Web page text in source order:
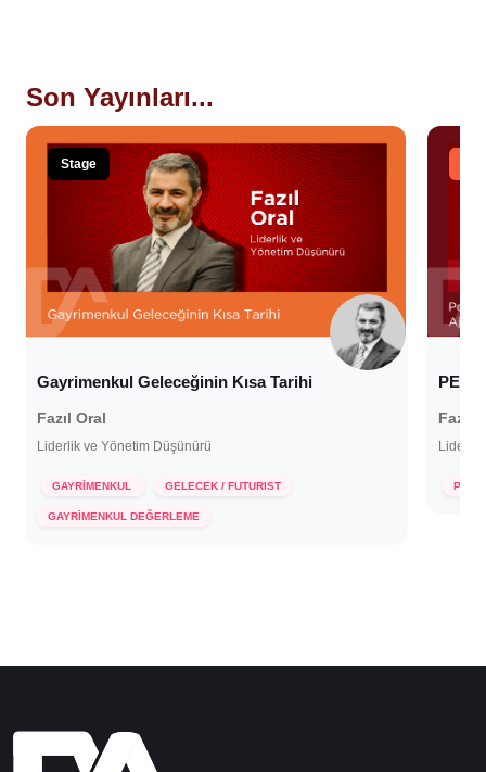
Son Yayınları...
Stage
Gayrimenkul Geleceğinin Kısa Tarihi
Fazıl Oral
Liderlik ve Yönetim Düşünürü
GAYRİMENKUL GELECEK / FUTURIST
GAYRİMENKUL DEĞERLEME
Fazıl
Liderlik